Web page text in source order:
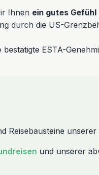
Ihnen ein gutes Gefühl
durch die US-
ESTA-
Reisebausteine unserer
und unserer